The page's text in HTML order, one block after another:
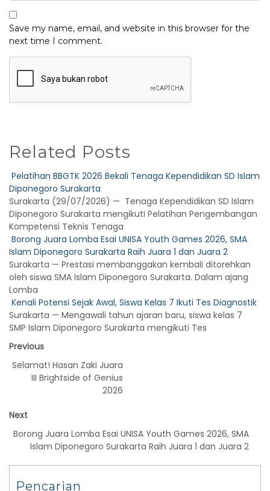
Save my name, email, and website in this browser for the
next time I comment.
Related Posts
Pelatihan BBGTK 2026 Bekali Tenaga Kependidikan SD Islam
Diponegoro Surakarta
Surakarta (29/07/2026) — Tenaga Kependidikan SD Islam
Diponegoro Surakarta mengikuti Pelatihan Pengembangan
Kompetensi Teknis Tenaga
Borong Juara Lomba Esai UNISA Youth Games 2026, SMA
Islam Diponegoro Surakarta Raih Juara 1 dan Juara 2
Surakarta — Prestasi membanggakan kembali ditorehkan
oleh siswa SMA Islam Diponegoro Surakarta. Dalam ajang
Lomba
Kenali Potensi Sejak Awal, Siswa Kelas 7 Ikuti Tes Diagnostik
Surakarta — Mengawali tahun ajaran baru, siswa kelas 7
SMP Islam Diponegoro Surakarta mengikuti Tes
Previous
Selamat! Hasan Zaki Juara
III Brightside of Genius
2026
Next
Borong Juara Lomba Esai UNISA Youth Games 2026, SMA
Islam Diponegoro Surakarta Raih Juara 1 dan Juara 2
Pencarian